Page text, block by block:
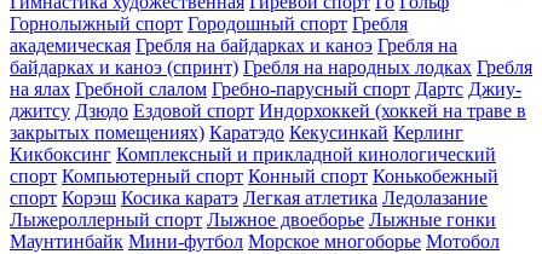
Горнолыжный спорт Городошный спорт Гребля
академическая Гребля на байдарках и каноэ Гребля на
байдарках и каноэ (спринт) Гребля на народных лодках Гребля
на ялах Гребной слалом Гребно-парусный спорт Дартс Джиу-
джитсу Дзюдо Ездовой спорт Индорхоккей (хоккей на траве в
закрытых помещениях) Каратэдо Кекусинкай Керлинг
Кикбоксинг Комплексный и прикладной кинологический
спорт Компьютерный спорт Конный спорт Конькобежный
спорт Корэш Косика каратэ Легкая атлетика Ледолазание
Лыжероллерный спорт Лыжное двоеборье Лыжные гонки
Маунтинбайк Мини-футбол Морское многоборье Мотобол